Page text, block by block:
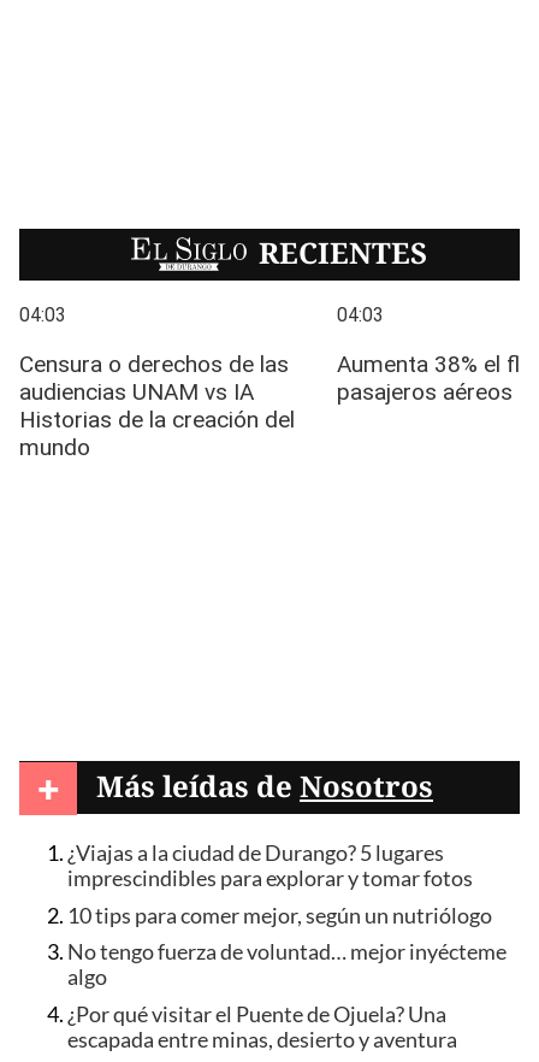
EL SIGLO RECIENTES
+ Más leídas de Nosotros
¿Viajas a la ciudad de Durango? 5 lugares
imprescindibles para explorar y tomar fotos
10 tips para comer mejor, según un nutriólogo
No tengo fuerza de voluntad… mejor inyécteme
algo
¿Por qué visitar el Puente de Ojuela? Una
escapada entre minas, desierto y aventura